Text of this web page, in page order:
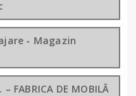
- Magazin
FABRICA DE MOBILĂ